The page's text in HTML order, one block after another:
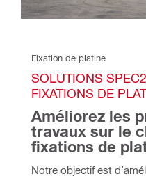
Fixation de platine
SOLUTIONS
FIXATIONS DE
Améliorez les
travaux sur le
fixations de
Notre objectif est